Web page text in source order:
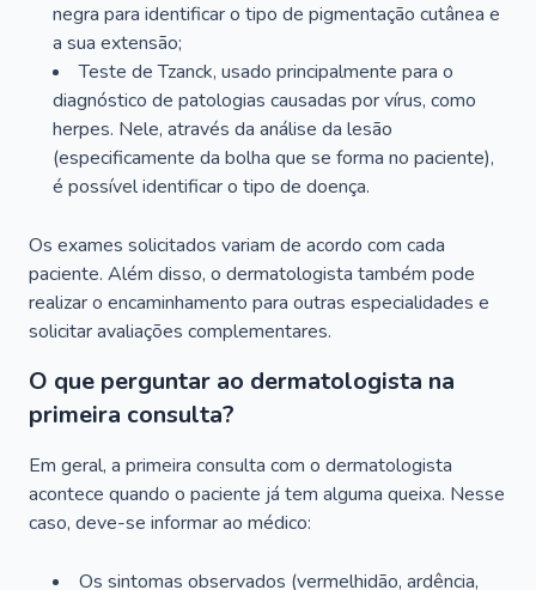
negra para identificar o tipo de pigmentação cutânea e
a sua extensão;
Teste de Tzanck, usado principalmente para o
diagnóstico de patologias causadas por vírus, como
herpes. Nele, através da análise da lesão
(especificamente da bolha que se forma no paciente),
é possível identificar o tipo de doença.
Os exames solicitados variam de acordo com cada
paciente. Além disso, o dermatologista também pode
realizar o encaminhamento para outras especialidades e
solicitar avaliações complementares.
O que perguntar ao dermatologista na
primeira consulta?
Em geral, a primeira consulta com o dermatologista
acontece quando o paciente já tem alguma queixa. Nesse
caso, deve-se informar ao médico:
Os sintomas observados (vermelhidão, ardência,